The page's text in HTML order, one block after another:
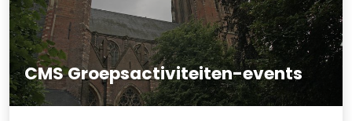
CMS Groepsactiviteiten-events